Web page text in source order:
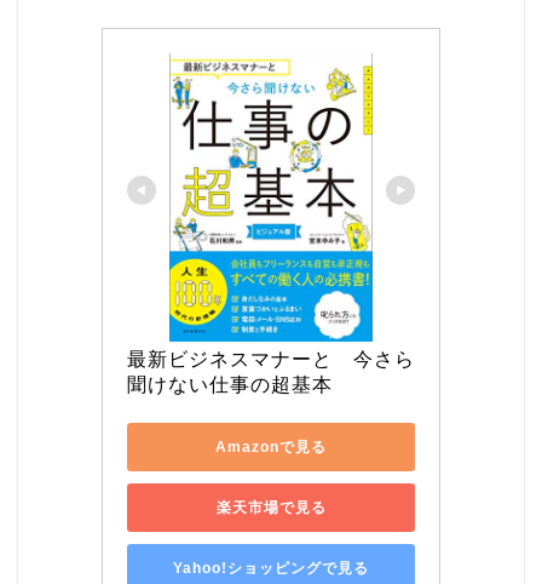
最新ビジネスマナーと　今さら
聞けない仕事の超基本
Amazonで見る
楽天市場で見る
Yahoo!ショッピングで見る